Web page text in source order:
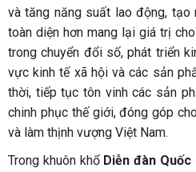
và tăng năng suất lao động,
toàn diện hơn mang lại giá trị
trong chuyển đổi số, phát triển
vực kinh tế xã hội và các sản
thời, tiếp tục tôn vinh các sản
chinh phục thế giới, đóng góp
và làm thịnh vượng Việt Nam.
Trong khuôn khổ Diễn đàn